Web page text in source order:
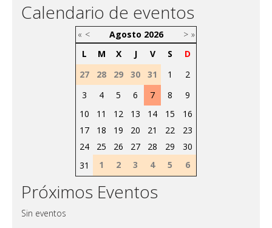
Calendario de eventos
« < Agosto 2026 > »
L
M X J V S
D
27
28 29 30 31 1
2
3
4 5 6 7 8
9
10
11 12 13 14 15
16
17
18 19 20 21 22
23
24
25 26 27 28 29
30
31
1 2 3 4 5 6
Próximos Eventos
Sin eventos